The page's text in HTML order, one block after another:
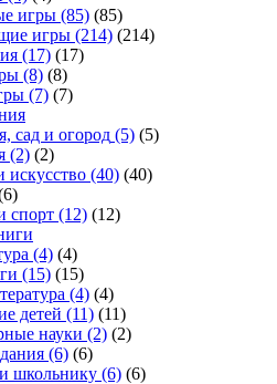
игры (85) (85)
игры (214) (214)
(17) (17)
(8) (8)
(7) (7)
сад и огород (5) (5)
(2) (2)
искусство (40) (40)
спорт (12) (12)
(4) (4)
(15) (15)
(4) (4)
детей (11) (11)
науки (2) (2)
(6) (6)
школьнику (6) (6)